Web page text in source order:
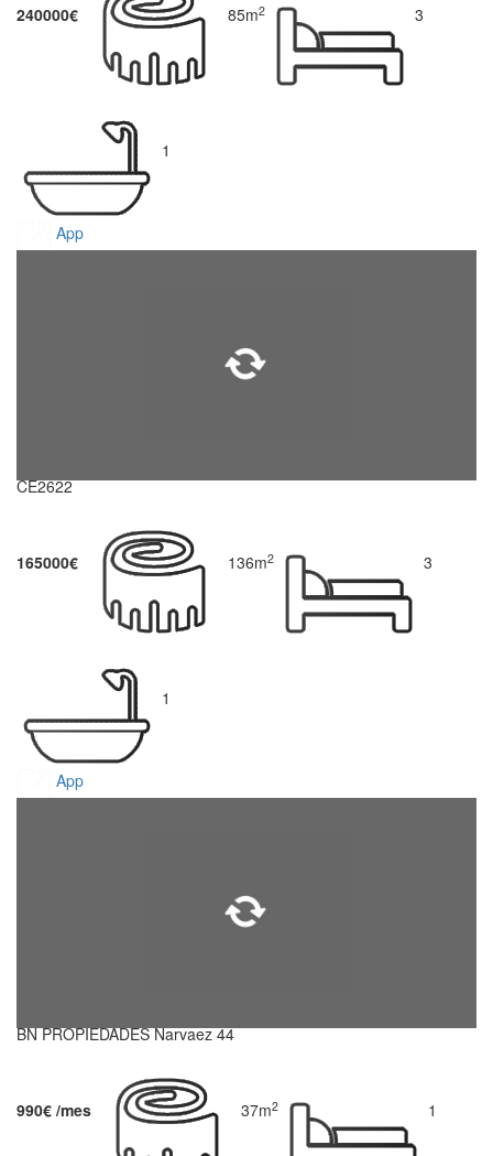
240000€ 85m2 3
1
App
CE2622
165000€ 136m2 3
1
App
BN PROPIEDADES Narvaez 44
990€ /mes 37m2 1